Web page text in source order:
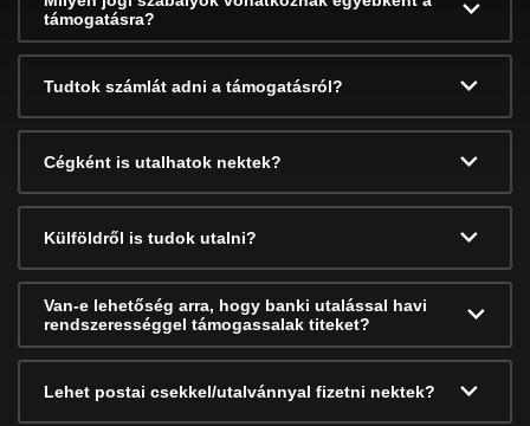
támogatásra?
Tudtok számlát adni a támogatásról?
Cégként is utalhatok nektek?
Külföldről is tudok utalni?
Van-e lehetőség arra, hogy banki utalással havi
rendszerességgel támogassalak titeket?
Lehet postai csekkel/utalvánnyal fizetni nektek?